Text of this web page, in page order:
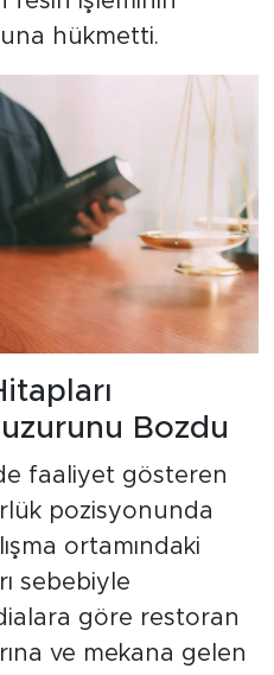
hükmetti.
Bozdu
faaliyet gösteren
pozisyonunda
ortamındaki
sebebiyle
göre restoran
ve mekana gelen